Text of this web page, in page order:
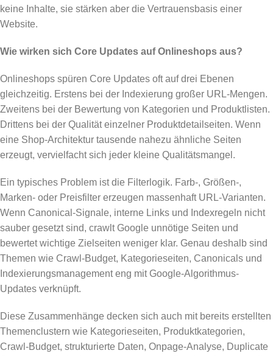
keine Inhalte, sie stärken aber die Vertrauensbasis einer
Website.
Wie wirken sich Core Updates auf Onlineshops aus?
Onlineshops spüren Core Updates oft auf drei Ebenen
gleichzeitig. Erstens bei der Indexierung großer URL-Mengen.
Zweitens bei der Bewertung von Kategorien und Produktlisten.
Drittens bei der Qualität einzelner Produktdetailseiten. Wenn
eine Shop-Architektur tausende nahezu ähnliche Seiten
erzeugt, vervielfacht sich jeder kleine Qualitätsmangel.
Ein typisches Problem ist die Filterlogik. Farb-, Größen-,
Marken- oder Preisfilter erzeugen massenhaft URL-Varianten.
Wenn Canonical-Signale, interne Links und Indexregeln nicht
sauber gesetzt sind, crawlt Google unnötige Seiten und
bewertet wichtige Zielseiten weniger klar. Genau deshalb sind
Themen wie Crawl-Budget, Kategorieseiten, Canonicals und
Indexierungsmanagement eng mit Google-Algorithmus-
Updates verknüpft.
Diese Zusammenhänge decken sich auch mit bereits erstellten
Themenclustern wie Kategorieseiten, Produktkategorien,
Crawl-Budget, strukturierte Daten, Onpage-Analyse, Duplicate